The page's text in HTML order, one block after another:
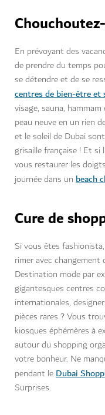
En prévoyant des
de prendre du temps
se détendre et de se
centres de bien-être et
visage, sauna,
peau neuve en un rien
et le soleil de Dubai
grisaille française ! Et
vous restaurer les
journée dans un beach
Cure de
Si vous êtes
rimer avec
Destination mode par
gigantesques centres
internationales,
pièces rares ? Vous
kiosques éphémères à
autour du shopping
votre bonheur. Ne
pendant leDubai
Surprises.